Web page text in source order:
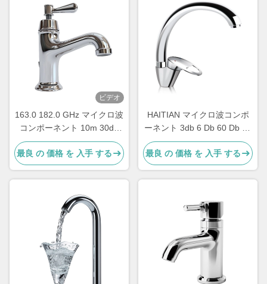
ビデオ
163.0 182.0 GHz マイクロ波
コンポーネント 10m 30dB
マイクロ波パワーディバイダ
ー スプリッター コンビナー
最良 の 価格 を 入手 する
HAITIAN マイクロ波コンポ
ーネント 3db 6 Db 60 Db 40
Db 方向性カップラー 40 Ghz
50 GHZ
最良 の 価格 を 入手 する